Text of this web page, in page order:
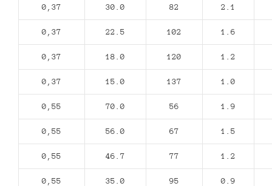
0,37 30.0 82 2.1
0,37 22.5 102 1.6
0,37 18.0 120 1.2
0,37 15.0 137 1.0
0,55 70.0 56 1.9
0,55 56.0 67 1.5
0,55 46.7 77 1.2
0,55 35.0 95 0.9